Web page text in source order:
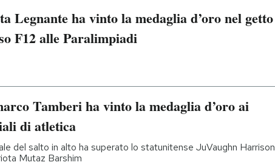
Legnante ha vinto la medaglia d’oro nel getto
F12 alle Paralimpiadi
Tamberi ha vinto la medaglia d’oro ai
di atletica
del salto in alto ha superato lo statunitense JuVaughn Harrison
Mutaz Barshim